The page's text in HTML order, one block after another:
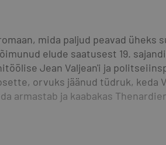
mida paljud peavad üheks
elude saatusest 19.
Jean Valjean'i ja
orvuks jäänud tüdruk, keda
armastab ja kaabakas